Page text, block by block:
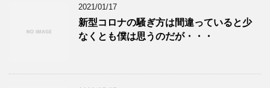
2021/01/17
新型コロナの騒ぎ方は間違っていると少
なくとも僕は思うのだが・・・